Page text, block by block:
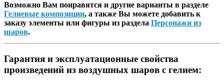
Возможно Вам понравятся и другие варианты в разделе
Гелиевые композиции, а также Вы можете добавить к
заказу элементы или фигуры из раздела Персонажи из
шаров.
Гарантия и эксплуатационные свойства
произведений из воздушных шаров с гелием: